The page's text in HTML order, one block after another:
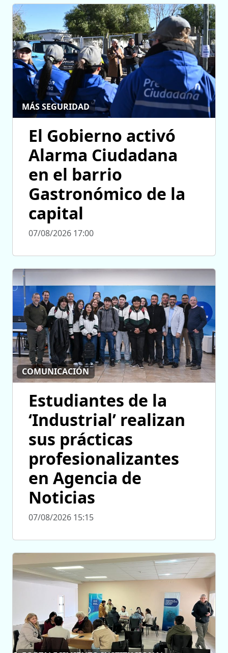
MÁS SEGURIDAD
El Gobierno activó
Alarma Ciudadana
en el barrio
Gastronómico de la
capital
07/08/2026 17:00
COMUNICACIÓN
Estudiantes de la
‘Industrial’ realizan
sus prácticas
profesionalizantes
en Agencia de
Noticias
07/08/2026 15:15